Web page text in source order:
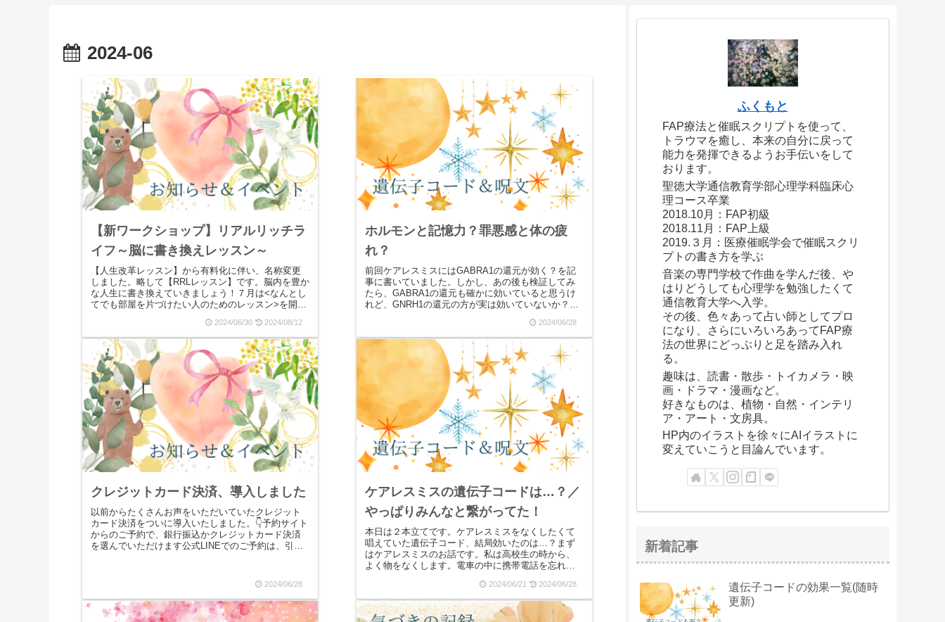
2024-06
【新ワークショップ】リアルリッチラ
イフ～脳に書き換えレッスン～
【人生改革レッスン】から有料化に伴い、名称変更
しました。略して【RRLレッスン】です。脳内を豊か
な人生に書き換えていきましょう！７月は<なんとし
てでも部屋を片づけたい人のためのレッスン>を開催
2024/06/30 2024/08/12
ホルモンと記憶力？罪悪感と体の疲
れ？
前回ケアレスミスにはGABRA1の還元が効く？を記
事に書いていました。しかし、あの後も検証してみ
たら、GABRA1の還元も確かに効いていると思うけ
れど、GNRH1の還元の方が実は効いていないか？と
2024/06/28
クレジットカード決済、導入しました
以前からたくさんお声をいただいていたクレジット
カード決済をついに導入いたしました。👇予約サイト
からのご予約で、銀行振込かクレジットカード決済
を選んでいただけます公式LINEでのご予約は、引き
2024/06/28
ケアレスミスの遺伝子コードは…？／
やっぱりみんなと繋がってた！
本日は２本立てです。ケアレスミスをなくしたくて
唱えていた遺伝子コード、結局効いたのは…？まず
はケアレスミスのお話です。私は高校生の時から、
よく物をなくします。電車の中に携帯電話を忘れた
2024/06/21 2024/06/28
ふくもと
FAP療法と催眠スクリプトを使って、
トラウマを癒し、本来の自分に戻って
能力を発揮できるようお手伝いをして
おります。
聖徳大学通信教育学部心理学科臨床心
理コース卒業
2018.10月：FAP初級
2018.11月：FAP上級
2019.３月：医療催眠学会で催眠スクリ
プトの書き方を学ぶ
音楽の専門学校で作曲を学んだ後、や
はりどうしても心理学を勉強したくて
通信教育大学へ入学。
その後、色々あって占い師としてプロ
になり、さらにいろいろあってFAP療
法の世界にどっぷりと足を踏み入れ
る。
趣味は、読書・散歩・トイカメラ・映
画・ドラマ・漫画など。
好きなものは、植物・自然・インテリ
ア・アート・文房具。
HP内のイラストを徐々にAIイラストに
変えていこうと目論んでいます。
新着記事
遺伝子コードの効果一覧(随時
更新)